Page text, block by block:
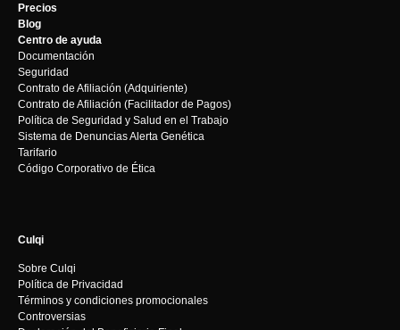
Precios
Blog
Centro de ayuda
Documentación
Seguridad
Contrato de Afiliación (Adquiriente)
Contrato de Afiliación (Facilitador de Pagos)
Política de Seguridad y Salud en el Trabajo
Sistema de Denuncias Alerta Genética
Tarifario
Código Corporativo de Ética
Culqi
Sobre Culqi
Política de Privacidad
Términos y condiciones promocionales
Controversias